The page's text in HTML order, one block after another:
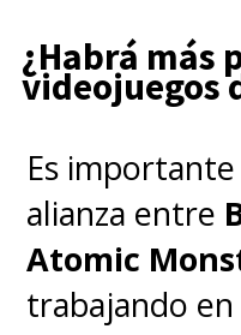
¿Habrá más
videojuegos
Es
alianza entre
Atomic
trabajando